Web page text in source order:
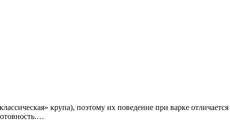
крупа), поэтому их поведение при варке